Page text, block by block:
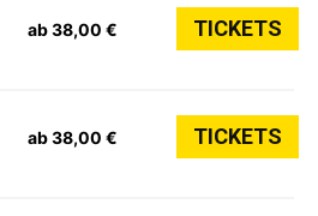
ab 38,00 € TICKETS
ab 38,00 € TICKETS